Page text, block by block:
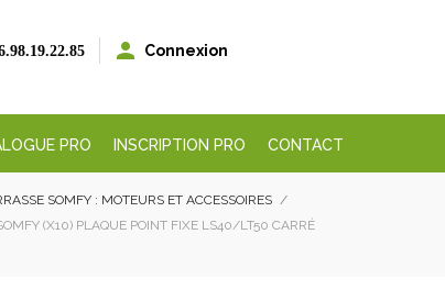
 Connexion
PRO INSCRIPTION PRO CONTACT
SOMFY : MOTEURS ET ACCESSOIRES
(X10) PLAQUE POINT FIXE LS40/LT50 CARRÉ